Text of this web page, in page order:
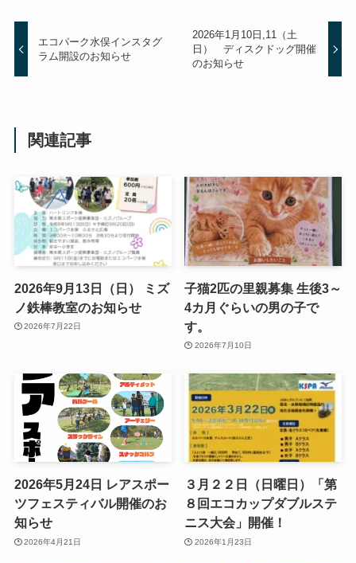
エコパーク水俣インスタグ
ラム開設のお知らせ
2026年1月10日,11（土
日） ディスクドッグ開催
のお知らせ
関連記事
2026年9月13日（日） ミズ
ノ鉄棒教室のお知らせ
2026年7月22日
子猫2匹の里親募集 生後3～
4カ月ぐらいの男の子で
す。
2026年7月10日
2026年5月24日 レアスポー
ツフェスティバル開催のお
知らせ
2026年4月21日
３月２２日（日曜日）「第
８回エコカップダブルステ
ニス大会」開催！
2026年1月23日